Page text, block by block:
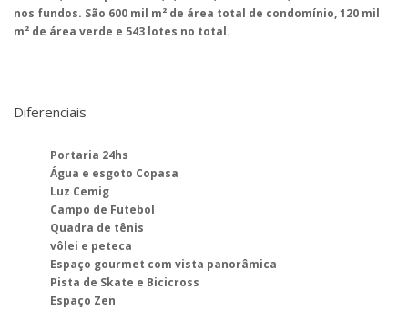
nos fundos. São 600 mil m² de área total de condomínio, 120 mil
m² de área verde e 543 lotes no total.
Diferenciais
Portaria 24hs
Água e esgoto Copasa
Luz Cemig
Campo de Futebol
Quadra de tênis
vôlei e peteca
Espaço gourmet com vista panorâmica
Pista de Skate e Bicicross
Espaço Zen